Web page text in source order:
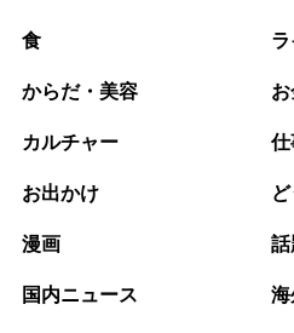
食
からだ・美容
カルチャー 仕
お出かけ
漫画 話
国内ニュース 海